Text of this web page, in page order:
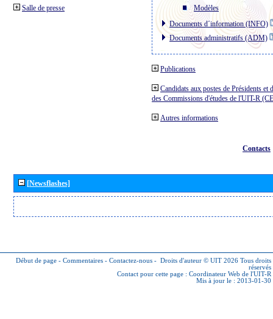
Salle de presse
Modèles
Documents d´information (INFO)
Documents administratifs (ADM)
Publications
Candidats aux postes de Présidents et
des Commissions d'études de l'UIT-R
Autres informations
Contacts
[Newsflashes]
Début de page - Commentaires - Contactez-nous - Droits d'auteur © UIT 2026 Tous droits
réservés
Contact pour cette page : Coordinateur Web de l'UIT-R
Mis à jour le : 2013-01-30